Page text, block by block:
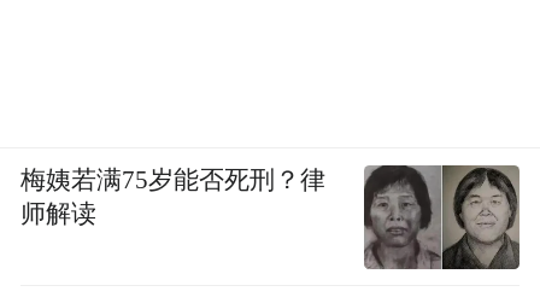
梅姨若满75岁能否死刑？律
师解读